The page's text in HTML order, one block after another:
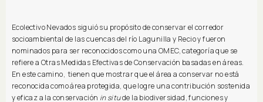
Ecolectivo Nevados siguió su propósito de conservar el corredor
socioambiental de las cuencas del río Lagunilla y Recio y fueron
nominados para ser reconocidos como una OMEC, categoría que se
refiere a Otras Medidas Efectivas de Conservación basadas en áreas.
En este camino, tienen que mostrar que el área a conservar no está
reconocida como área protegida, que logre una contribución sostenida
y eficaz a la conservación in situde la biodiversidad, funciones y